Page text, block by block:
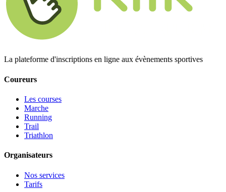
La plateforme d'inscriptions en ligne aux évènements sportives
Coureurs
Les courses
Marche
Running
Trail
Triathlon
Organisateurs
Nos services
Tarifs